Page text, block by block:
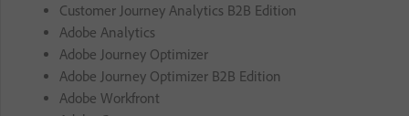
Customer Journey Analytics B2B Edition
Adobe Analytics
Adobe Journey Optimizer
Adobe Journey Optimizer B2B Edition
Adobe Workfront